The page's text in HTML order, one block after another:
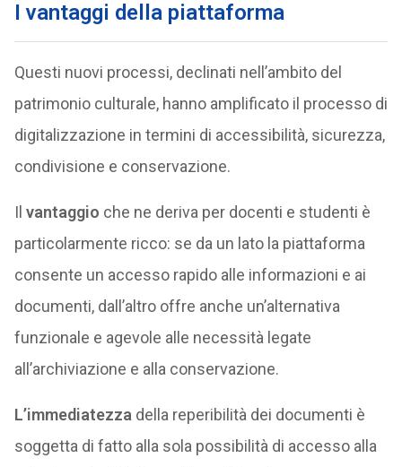
I vantaggi della piattaforma
Questi nuovi processi, declinati nell’ambito del
patrimonio culturale, hanno amplificato il processo di
digitalizzazione in termini di accessibilità, sicurezza,
condivisione e conservazione.
Il vantaggio che ne deriva per docenti e studenti è
particolarmente ricco: se da un lato la piattaforma
consente un accesso rapido alle informazioni e ai
documenti, dall’altro offre anche un’alternativa
funzionale e agevole alle necessità legate
all’archiviazione e alla conservazione.
L’immediatezza della reperibilità dei documenti è
soggetta di fatto alla sola possibilità di accesso alla